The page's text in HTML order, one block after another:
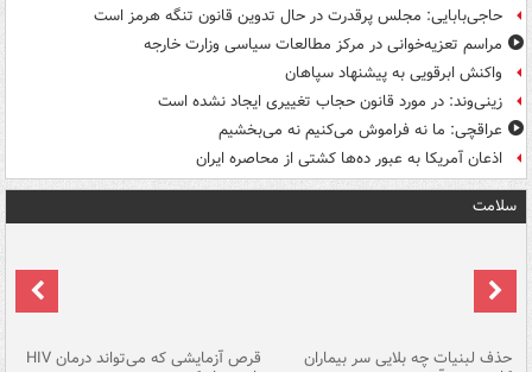
حاجی‌بابایی: مجلس پرقدرت در حال تدوین قانون تنگه هرمز است
مراسم تعزیه‌خوانی در مرکز مطالعات سیاسی وزارت خارجه
واکنش ابرقویی به پیشنهاد سپاهان
زینی‌وند: در مورد قانون حجاب تغییری ایجاد نشده است
عراقچی: ما نه فراموش می‌کنیم نه می‌بخشیم
اذعان آمریکا به عبور ده‌ها کشتی از محاصره ایران
سلامت
حذف لبنیات چه بلایی سر بیماران قرص آزمایشی که می‌تواند درمان HIV